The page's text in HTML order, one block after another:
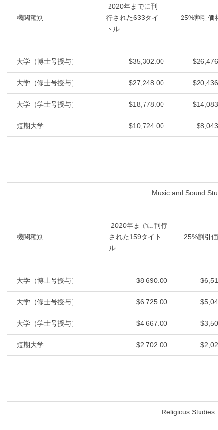
機関種別
2020年までに刊
行された633タイ
トル
25%割引価
大学（博士号授与） $35,302.00
大学（修士号授与） $27,248.00
大学（学士号授与） $18,778.00
短期大学 $10,724.00
Music and Sound
機関種別
2020年までに刊行
された159タイト
ル
25%割引
大学（博士号授与） $8,690.00
大学（修士号授与） $6,725.00
大学（学士号授与） $4,667.00
短期大学 $2,702.00
Religious Studies